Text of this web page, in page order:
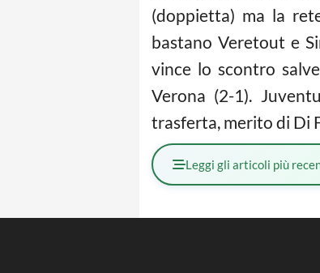
(doppietta) ma la
bastano Veretout e
vince lo scontro
Verona (2-1).
trasferta, merito di Di
Leggi gli articoli più